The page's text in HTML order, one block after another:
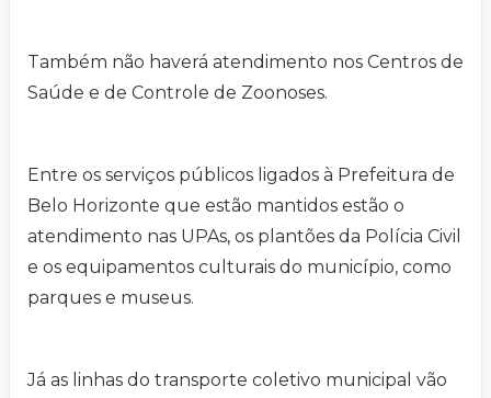
Também não haverá atendimento nos Centros de
Saúde e de Controle de Zoonoses.
Entre os serviços públicos ligados à Prefeitura de
Belo Horizonte que estão mantidos estão o
atendimento nas UPAs, os plantões da Polícia Civil
e os equipamentos culturais do município, como
parques e museus.
Já as linhas do transporte coletivo municipal vão